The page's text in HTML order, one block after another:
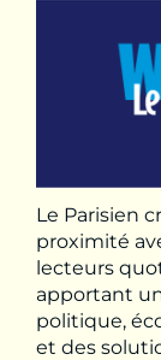
Le Parisien
proximité
lecteurs
apportant
politique,
et des